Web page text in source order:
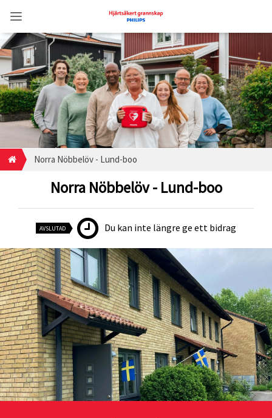
Norra Nöbbelöv - Lund-boo
Norra Nöbbelöv - Lund-boo
AVSLUTAD Du kan inte längre ge ett bidrag